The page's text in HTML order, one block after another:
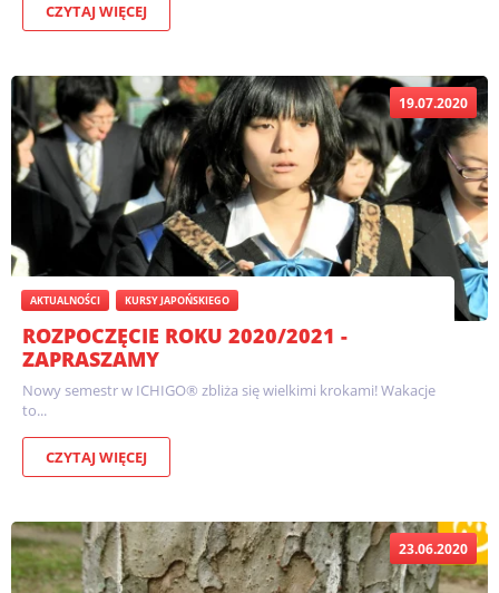
CZYTAJ WIĘCEJ
19.07.2020
AKTUALNOŚCI KURSY JAPOŃSKIEGO
ROZPOCZĘCIE ROKU 2020/2021 -
ZAPRASZAMY
Nowy semestr w ICHIGO® zbliża się wielkimi krokami! Wakacje
to...
CZYTAJ WIĘCEJ
23.06.2020